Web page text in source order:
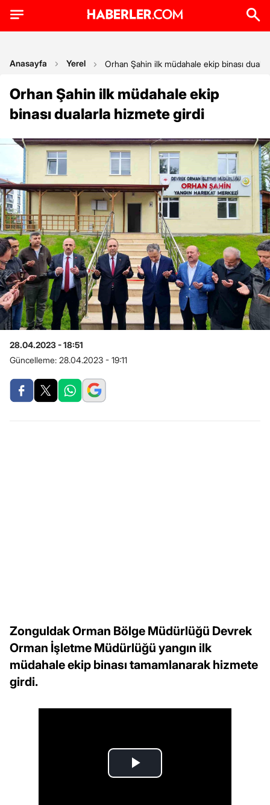
Anasayfa Yerel Orhan Şahin ilk müdahale ekip binası
Orhan Şahin ilk müdahale ekip
binası dualarla hizmete girdi
28.04.2023 - 18:51
Güncelleme: 28.04.2023 - 19:11
Zonguldak Orman Bölge Müdürlüğü Devrek
Orman İşletme Müdürlüğü yangın ilk
müdahale ekip binası tamamlanarak hizmete
girdi.